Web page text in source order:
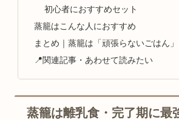
初心者におすすめセット
蒸籠はこんな人におすすめ
まとめ｜蒸籠は「頑張らないごはん
📍関連記事・あわせて読みたい
蒸籠は離乳食・完了期に最